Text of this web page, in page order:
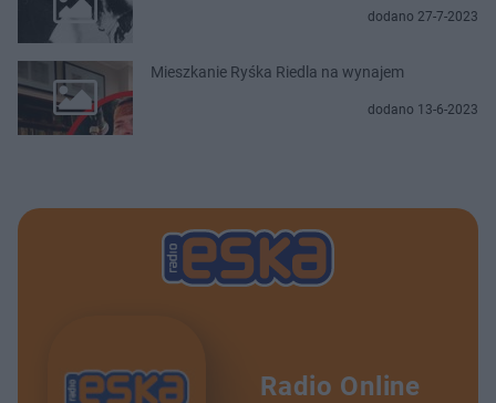
dodano 27-7-2023
Mieszkanie Ryśka Riedla na wynajem
dodano 13-6-2023
Radio Online